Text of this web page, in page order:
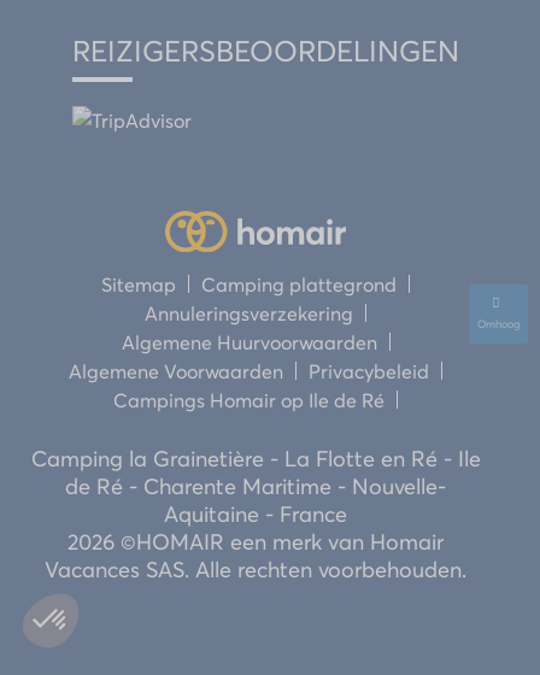
REIZIGERSBEOORDELINGEN
Sitemap
Camping plattegrond
Annuleringsverzekering
Algemene Huurvoorwaarden
Algemene Voorwaarden
Privacybeleid
Campings Homair op Ile de Ré
Camping la Grainetière - La Flotte en Ré - Ile
de Ré - Charente Maritime - Nouvelle-
Aquitaine - France
2026 ©HOMAIR een merk van Homair
Vacances SAS. Alle rechten voorbehouden.
Omhoog